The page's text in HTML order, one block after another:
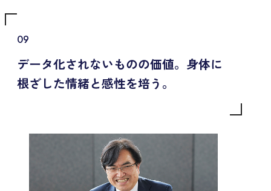
09
データ化されないものの価値。身体に
根ざした情緒と感性を培う。